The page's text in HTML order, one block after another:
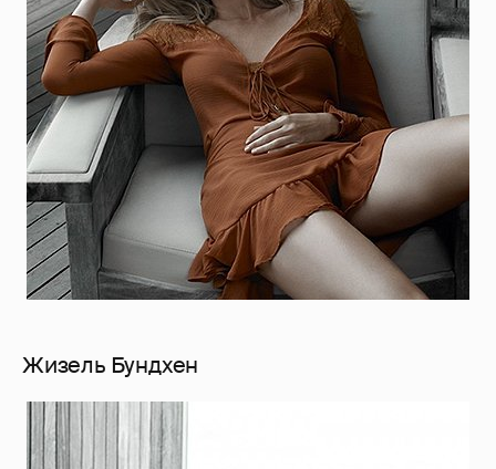
Жизель Бундхен